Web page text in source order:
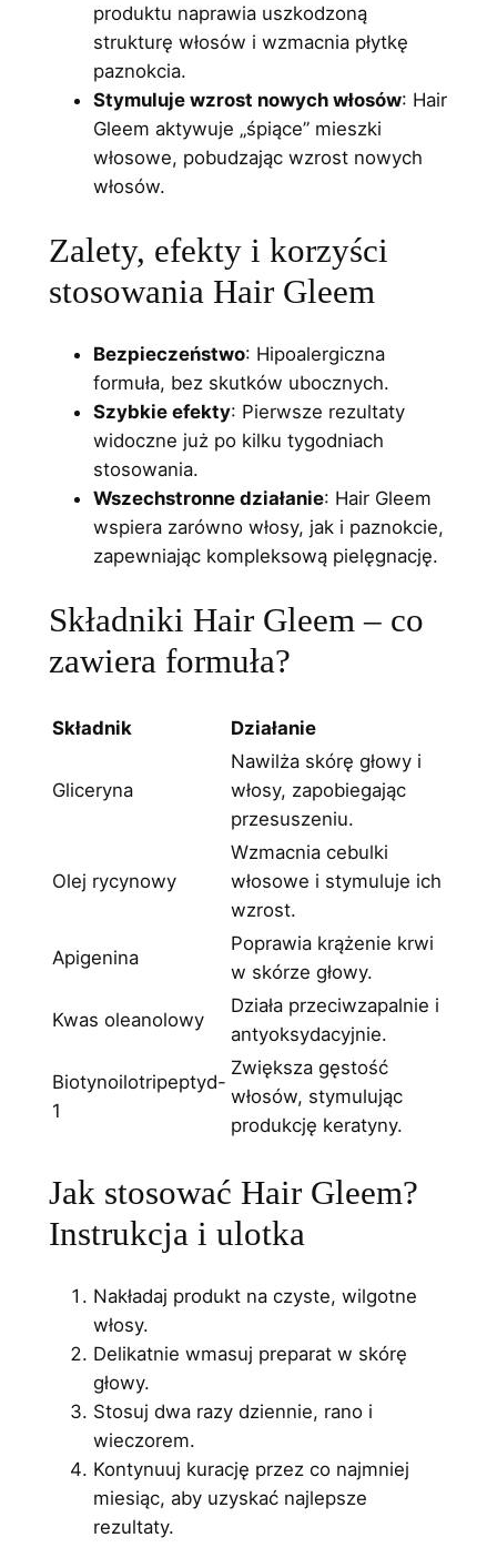
produktu naprawia uszkodzoną
strukturę włosów i wzmacnia płytkę
paznokcia.
Stymuluje wzrost nowych włosów: Hair
Gleem aktywuje „śpiące” mieszki
włosowe, pobudzając wzrost nowych
włosów.
Zalety, efekty i korzyści
stosowania Hair Gleem
Bezpieczeństwo: Hipoalergiczna
formuła, bez skutków ubocznych.
Szybkie efekty: Pierwsze rezultaty
widoczne już po kilku tygodniach
stosowania.
Wszechstronne działanie: Hair Gleem
wspiera zarówno włosy, jak i paznokcie,
zapewniając kompleksową pielęgnację.
Składniki Hair Gleem – co
zawiera formuła?
Składnik Działanie
Gliceryna
Nawilża skórę głowy i
włosy, zapobiegając
przesuszeniu.
Olej rycynowy
Wzmacnia cebulki
włosowe i stymuluje ich
wzrost.
Apigenina
Poprawia krążenie krwi
w skórze głowy.
Kwas oleanolowy
Działa przeciwzapalnie i
antyoksydacyjnie.
Biotynoilotripeptyd-
1
Zwiększa gęstość
włosów, stymulując
produkcję keratyny.
Jak stosować Hair Gleem?
Instrukcja i ulotka
Nakładaj produkt na czyste, wilgotne
włosy.
Delikatnie wmasuj preparat w skórę
głowy.
Stosuj dwa razy dziennie, rano i
wieczorem.
Kontynuuj kurację przez co najmniej
miesiąc, aby uzyskać najlepsze
rezultaty.